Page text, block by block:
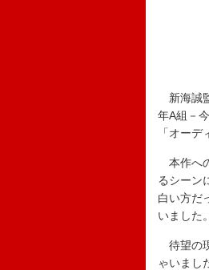
新海誠
年A組－
「オー
本作へ
るシーン
白い方だ
いました
待望の
ゃいまし